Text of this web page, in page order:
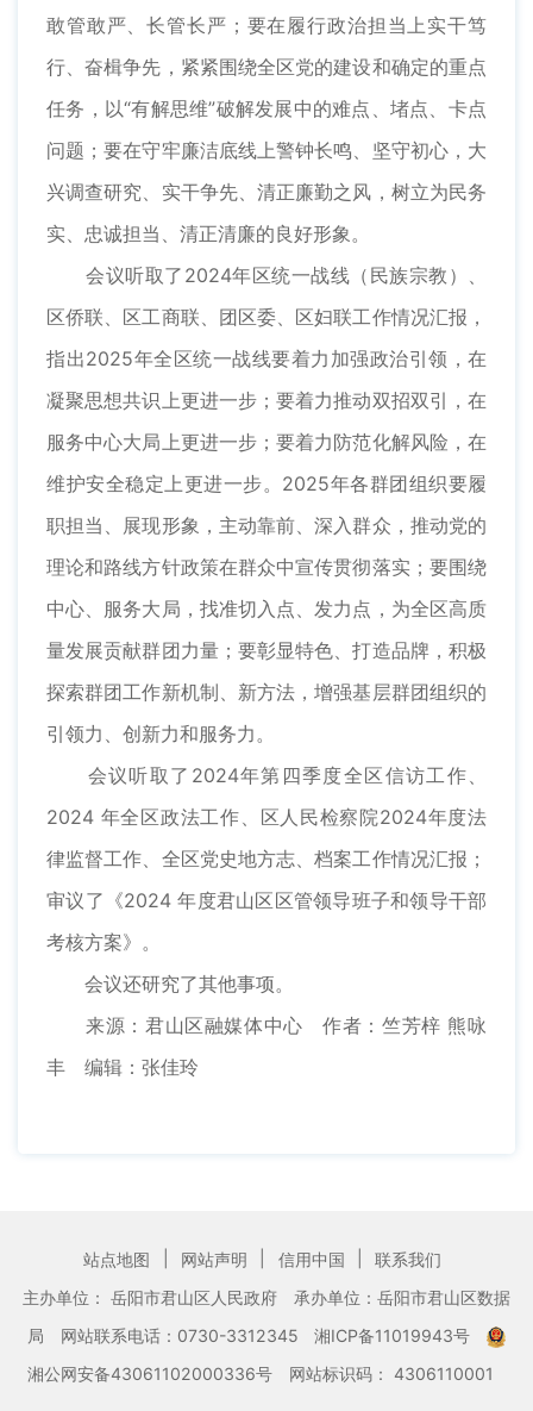
敢管敢严、长管长严；要在履行政治担当上实干笃
行、奋楫争先，紧紧围绕全区党的建设和确定的重点
任务，以“有解思维”破解发展中的难点、堵点、卡点
问题；要在守牢廉洁底线上警钟长鸣、坚守初心，大
兴调查研究、实干争先、清正廉勤之风，树立为民务
实、忠诚担当、清正清廉的良好形象。
会议听取了2024年区统一战线（民族宗教）、
区侨联、区工商联、团区委、区妇联工作情况汇报，
指出2025年全区统一战线要着力加强政治引领，在
凝聚思想共识上更进一步；要着力推动双招双引，在
服务中心大局上更进一步；要着力防范化解风险，在
维护安全稳定上更进一步。2025年各群团组织要履
职担当、展现形象，主动靠前、深入群众，推动党的
理论和路线方针政策在群众中宣传贯彻落实；要围绕
中心、服务大局，找准切入点、发力点，为全区高质
量发展贡献群团力量；要彰显特色、打造品牌，积极
探索群团工作新机制、新方法，增强基层群团组织的
引领力、创新力和服务力。
会议听取了2024年第四季度全区信访工作、
2024 年全区政法工作、区人民检察院2024年度法
律监督工作、全区党史地方志、档案工作情况汇报；
审议了《2024 年度君山区区管领导班子和领导干部
考核方案》。
会议还研究了其他事项。
来源：君山区融媒体中心
作者：竺芳梓 熊咏
丰
编辑：张佳玲
站点地图 网站声明 信用中国
联系我们
主办单位： 岳阳市君山区人民政府
承办单位：岳阳市君山区数据
局
网站联系电话：0730-3312345
湘ICP备11019943号
湘公网安备43061102000336号
网站标识码： 4306110001